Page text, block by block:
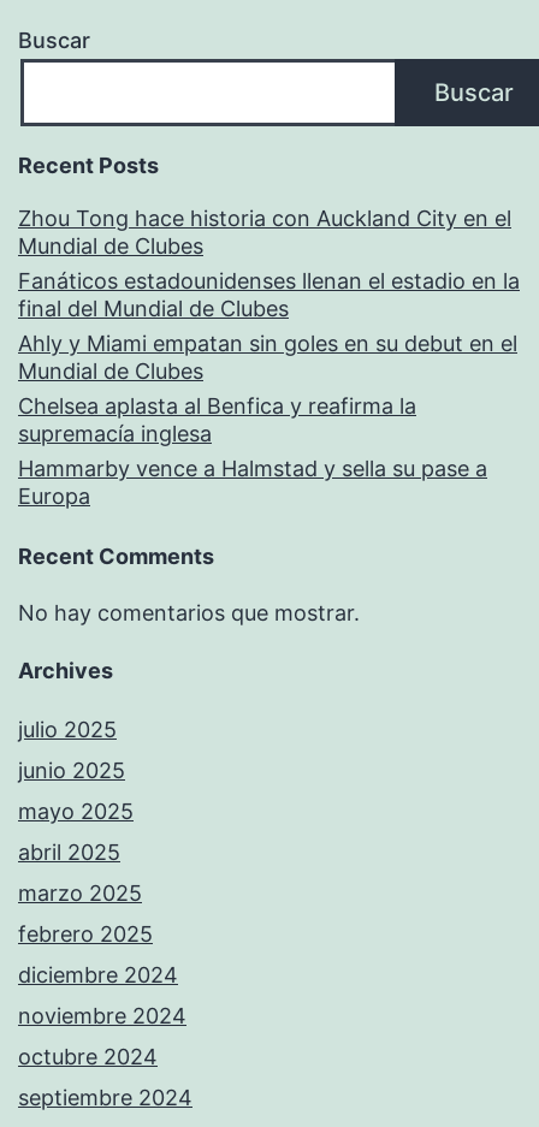
Buscar
Buscar
Recent Posts
Zhou Tong hace historia con Auckland City en el
Mundial de Clubes
Fanáticos estadounidenses llenan el estadio en la
final del Mundial de Clubes
Ahly y Miami empatan sin goles en su debut en el
Mundial de Clubes
Chelsea aplasta al Benfica y reafirma la
supremacía inglesa
Hammarby vence a Halmstad y sella su pase a
Europa
Recent Comments
No hay comentarios que mostrar.
Archives
julio 2025
junio 2025
mayo 2025
abril 2025
marzo 2025
febrero 2025
diciembre 2024
noviembre 2024
octubre 2024
septiembre 2024